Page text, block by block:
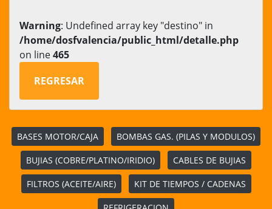
Warning: Undefined array key "destino" in
/home/dosfvalencia/public_html/detalle.php
on line465
REGRESAR
BASES MOTOR/CAJA BOMBAS GAS. (PILAS Y MODULOS)
BUJIAS (COBRE/PLATINO/IRIDIO) CABLES DE BUJIAS
FILTROS (ACEITE/AIRE) KIT DE TIEMPOS / CADENAS